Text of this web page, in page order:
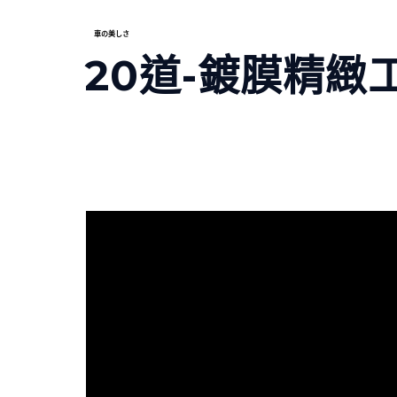
車の美しさ
20道-鍍膜精緻